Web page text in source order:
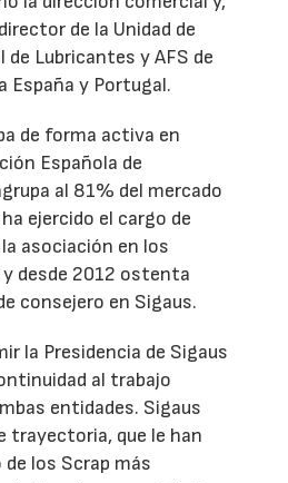
de la Unidad de
Lubricantes y AFS de
España y Portugal.
de forma activa en
Española de
al 81% del mercado
ejercido el cargo de
asociación en los
desde 2012 ostenta
consejero en Sigaus.
la Presidencia de Sigaus
al trabajo
entidades. Sigaus
trayectoria, que le han
los Scrap más